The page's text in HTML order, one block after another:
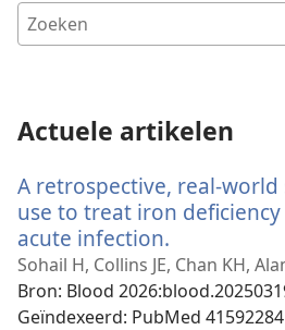
Actuele artikelen
A retrospective, real-
use to treat iron
acute infection.
nieuw
venster)
Sohail H, Collins JE, Chan KH,
Bron‎: Blood
Geïndexeerd‎: PubMed 41592284